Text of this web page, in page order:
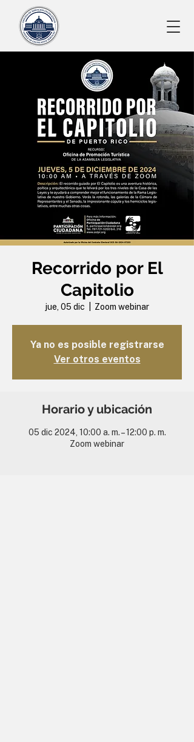
Recorrido por El
Capitolio
jue, 05 dic Zoom webinar
Ya no es posible registrarse
Ver otros eventos
Horario y ubicación
05 dic 2024, 10:00 a. m. – 12:00 p. m.
Zoom webinar